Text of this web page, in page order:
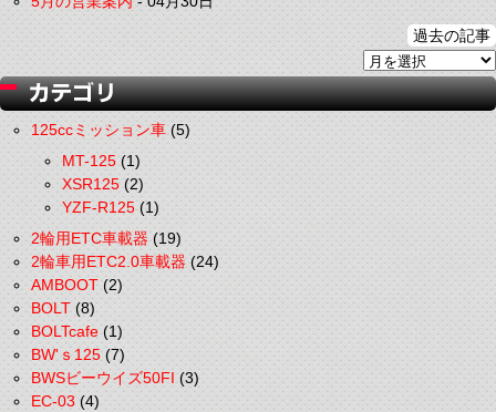
過去の記事
125ccミッション車(5)
MT-125(1)
XSR125(2)
YZF-R125(1)
2輪用ETC車載器(19)
2輪車用ETC2.0車載器(24)
AMBOOT(2)
BOLT(8)
BOLTcafe(1)
BW'ｓ125(7)
BWSビーウイズ50FI(3)
EC-03(4)